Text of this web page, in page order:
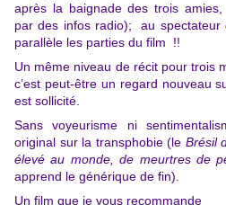
après la baignade des trois
par des infos radio); au spectateur
parallèle les parties du film !!
Un même niveau de récit pour trois
c’est peut-être un regard nouveau
est sollicité.
Sans voyeurisme ni
original sur la transphobie (le Brésil
élevé au monde, de meurtres de
apprend le générique de fin)
Un film que je vous recommande